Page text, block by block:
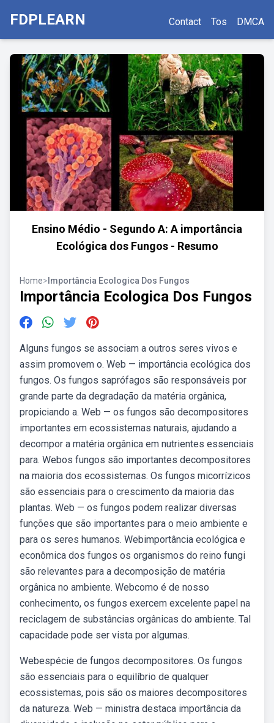
FDPLEARN Contact Tos DMCA
Ensino Médio - Segundo A: A importância
Ecológica dos Fungos - Resumo
Home> Importância Ecologica Dos Fungos
Importância Ecologica Dos Fungos
Alguns fungos se associam a outros seres vivos e
assim promovem o. Web — importância ecológica dos
fungos. Os fungos saprófagos são responsáveis por
grande parte da degradação da matéria orgânica,
propiciando a. Web — os fungos são decompositores
importantes em ecossistemas naturais, ajudando a
decompor a matéria orgânica em nutrientes essenciais
para. Webos fungos são importantes decompositores
na maioria dos ecossistemas. Os fungos micorrízicos
são essenciais para o crescimento da maioria das
plantas. Web — os fungos podem realizar diversas
funções que são importantes para o meio ambiente e
para os seres humanos. Webimportância ecológica e
econômica dos fungos os organismos do reino fungi
são relevantes para a decomposição de matéria
orgânica no ambiente. Webcomo é de nosso
conhecimento, os fungos exercem excelente papel na
reciclagem de substâncias orgânicas do ambiente. Tal
capacidade pode ser vista por algumas.
Webespécie de fungos decompositores. Os fungos
são essenciais para o equilíbrio de qualquer
ecossistemas, pois são os maiores decompositores
da natureza. Web — ministra destaca importância da